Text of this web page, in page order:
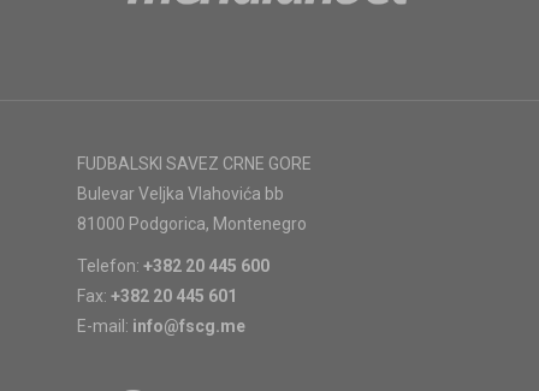
FUDBALSKI SAVEZ CRNE GORE
Bulevar Veljka Vlahovića bb
81000 Podgorica, Montenegro
Telefon: +382 20 445 600
Fax: +382 20 445 601
E-mail: info@fscg.me